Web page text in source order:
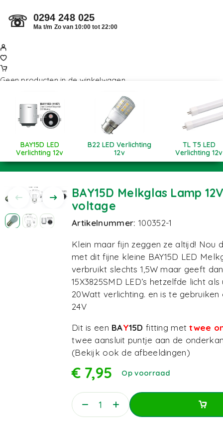
☏ 0294 248 025
Ma t/m Zo van 10:00 tot 22:00
Geen producten in de winkelwagen.
BAY15D LED
Verlichting 12v
B22 LED Verlichting
12v
TL T5 LED
Verlichting 12v
BAY15D Melkglas Lamp
voltage
Artikelnummer:100352-1
Klein maar fijn zeggen ze altijd! Nou
met dit fijne kleine BAY15D LED
verbruikt slechts 1,5W maar geeft
15X3825SMD LED’s hetzelfde licht
20Watt verlichting. en is te gebruiken
24V
Dit is een BAY15D fitting mettwee
twee aansluit puntje aan de
(Bekijk ook de afbeeldingen)
€7,95 Op voorraad